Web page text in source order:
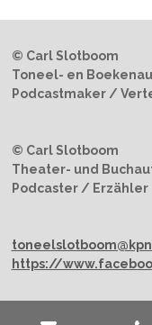
© Carl Slotboom
Toneel- en
Podcastmaker /
© Carl Slotboom
Theater- und
Podcaster / Erzähler
https://